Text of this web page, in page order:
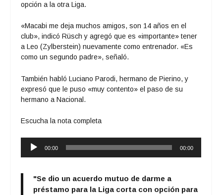
opción a la otra Liga.
«Macabi me deja muchos amigos, son 14 años en el
club», indicó Rüsch y agregó que es «importante» tener
a Leo (Zylberstein) nuevamente como entrenador. «Es
como un segundo padre», señaló.
También habló Luciano Parodi, hermano de Pierino, y
expresó que le puso «muy contento» el paso de su
hermano a Nacional.
Escucha la nota completa
Reproductor
00:00 00:00
"Se dio un acuerdo mutuo de darme a
préstamo para la Liga corta con opción para